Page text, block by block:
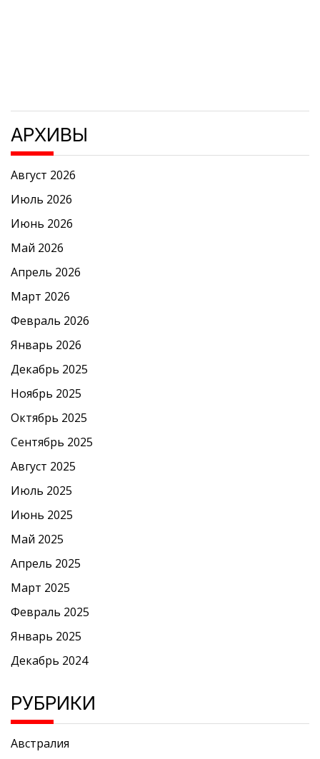
АРХИВЫ
Август 2026
Июль 2026
Июнь 2026
Май 2026
Апрель 2026
Март 2026
Февраль 2026
Январь 2026
Декабрь 2025
Ноябрь 2025
Октябрь 2025
Сентябрь 2025
Август 2025
Июль 2025
Июнь 2025
Май 2025
Апрель 2025
Март 2025
Февраль 2025
Январь 2025
Декабрь 2024
РУБРИКИ
Австралия